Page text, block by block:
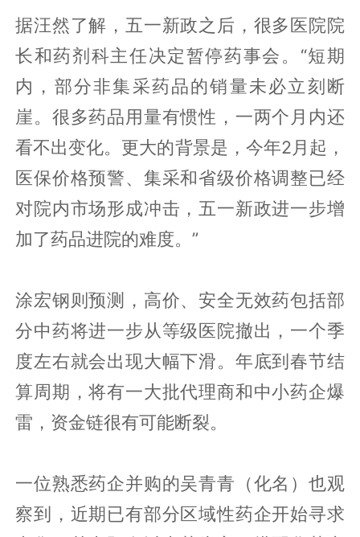
据汪然了解，五一新政之后，很多医院院
长和药剂科主任决定暂停药事会。“短期
内，部分非集采药品的销量未必立刻断
崖。很多药品用量有惯性，一两个月内还
看不出变化。更大的背景是，今年2月起，
医保价格预警、集采和省级价格调整已经
对院内市场形成冲击，五一新政进一步增
加了药品进院的难度。”
涂宏钢则预测，高价、安全无效药包括部
分中药将进一步从等级医院撤出，一个季
度左右就会出现大幅下滑。年底到春节结
算周期，将有一大批代理商和中小药企爆
雷，资金链很有可能断裂。
一位熟悉药企并购的吴青青（化名）也观
察到，近期已有部分区域性药企开始寻求